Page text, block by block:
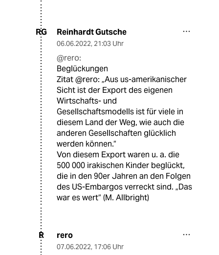
RG Reinhardt Gutsche
06.06.2022, 21:03 Uhr
@rero:
Beglückungen
Zitat @rero: „Aus us-amerikanischer
Sicht ist der Export des eigenen
Wirtschafts- und
Gesellschaftsmodells ist für viele in
diesem Land der Weg, wie auch die
anderen Gesellschaften glücklich
werden können.“
Von diesem Export waren u. a. die
500 000 irakischen Kinder beglückt,
die in den 90er Jahren an den Folgen
des US-Embargos verreckt sind. „Das
war es wert“ (M. Allbright)
R rero
07.06.2022, 17:06 Uhr